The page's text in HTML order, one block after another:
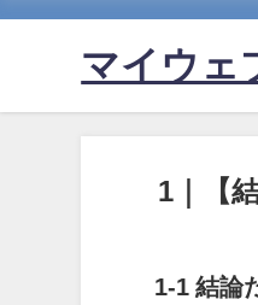
マイウェ
1｜【
1-1 結論